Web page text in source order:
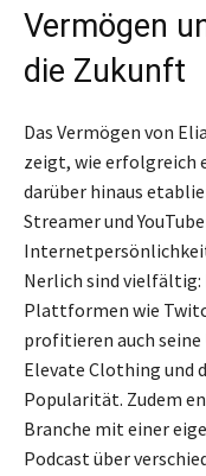
Vermögen
die Zukunft
Das Vermögen von
zeigt, wie erfolgreich
darüber hinaus
Streamer und
Nerlich sind vielfältig:
Plattformen wie
profitieren auch
Elevate Clothing und
Popularität. Zudem
Branche mit einer
Podcast über